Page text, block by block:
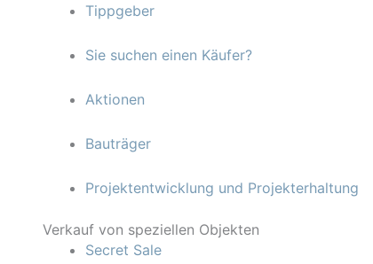
Tippgeber
Sie suchen einen Käufer?
Aktionen
Bauträger
Projektentwicklung und Projekterhaltung
Verkauf von speziellen Objekten
Secret Sale